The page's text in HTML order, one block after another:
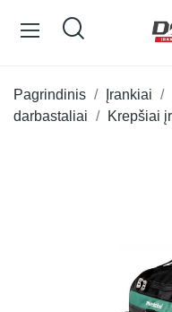
Pagrindinis Įrankiai
darbastaliai
Krepšiai